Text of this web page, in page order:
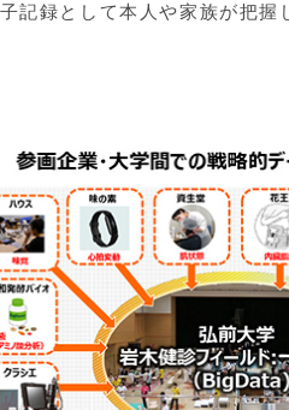
録として本人や家族が把握